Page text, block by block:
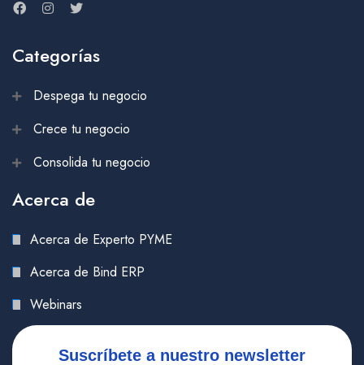
Categorías
Despega tu negocio
Crece tu negocio
Consolida tu negocio
Acerca de
Acerca de Experto PYME
Acerca de Bind ERP
Webinars
Suscríbete a nuestro newsletter